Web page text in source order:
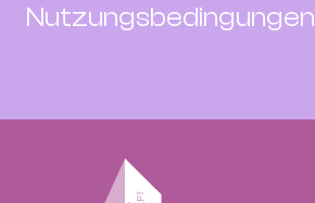
Nutzungsbedingungen